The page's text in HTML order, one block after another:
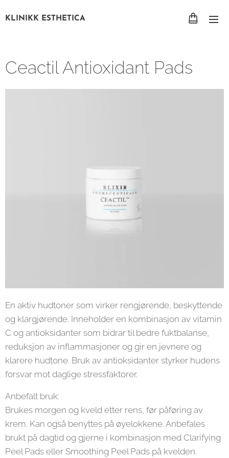
KLINIKK ESTHETICA
Ceactil Antioxidant Pads
En aktiv hudtoner som virker rengjørende, beskyttende
og klargjørende. Inneholder en kombinasjon av vitamin
C og antioksidanter som bidrar til bedre fuktbalanse,
reduksjon av inflammasjoner og gir en jevnere og
klarere hudtone. Bruk av antioksidanter styrker hudens
forsvar mot daglige stressfaktorer.
Anbefalt bruk:
Brukes morgen og kveld etter rens, før påføring av
krem. Kan også benyttes på øyelokkene. Anbefales
brukt på dagtid og gjerne i kombinasjon med Clarifying
Peel Pads eller Smoothing Peel Pads på kvelden.